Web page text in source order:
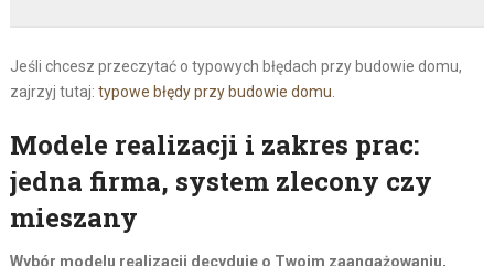
Jeśli chcesz przeczytać o typowych błędach przy budowie domu,
zajrzyj tutaj: typowe błędy przy budowie domu.
Modele realizacji i zakres prac:
jedna firma, system zlecony czy
mieszany
Wybór modelu realizacji decyduje o Twoim zaangażowaniu,